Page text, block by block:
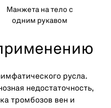
Манжета на тело с
одним рукавом
русла.
недостаточность,
тромбозов вен и